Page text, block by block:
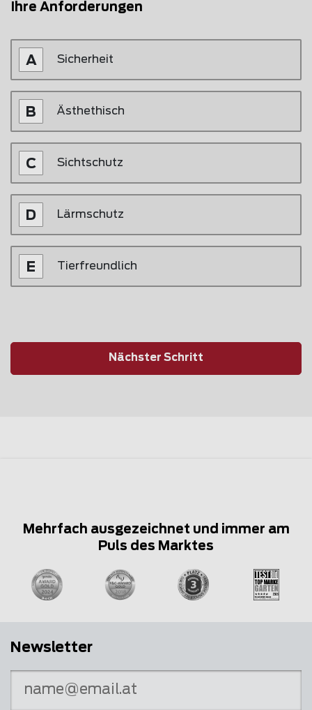
Ihre Anforderungen
Sicherheit
Ästhethisch
Sichtschutz
Lärmschutz
Tierfreundlich
Nächster Schritt
Mehrfach ausgezeichnet und immer am
Puls des Marktes
Newsletter